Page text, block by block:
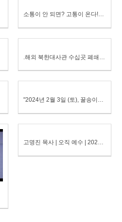
소통이 안 되면? 고통이 온다!ㅣ새롭게하소서ㅣ소통전문가 김창옥 강사"
"2024년 2월 3일 (토), 꿀송이보약QT (레20-22)
고명진 목사 | 오직 예수 | 2024.1.28"